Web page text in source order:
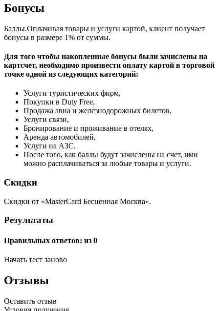
Бонусы
Баллы.Оплачивая товары и услуги картой, клиент получает
бонусы в размере 1% от суммы.
Для того чтобы накопленные бонусы были зачислены на
картсчет, необходимо произвести оплату картой в торговой
точке одной из следующих категорий:
Услуги туристических фирм,
Покупки в Duty Free,
Продажа авиа и железнодорожных билетов,
Услуги связи,
Бронирование и проживание в отелях,
Аренда автомобилей,
Услуги на АЗС.
После того, как баллы будут зачислены на счет, ими
можно расплачиваться за любые товары и услуги.
Скидки
Скидки от «MasterCard Бесценная Москва».
Результаты
Правильных ответов: из 0
Начать тест заново
Отзывы
Оставить отзыв